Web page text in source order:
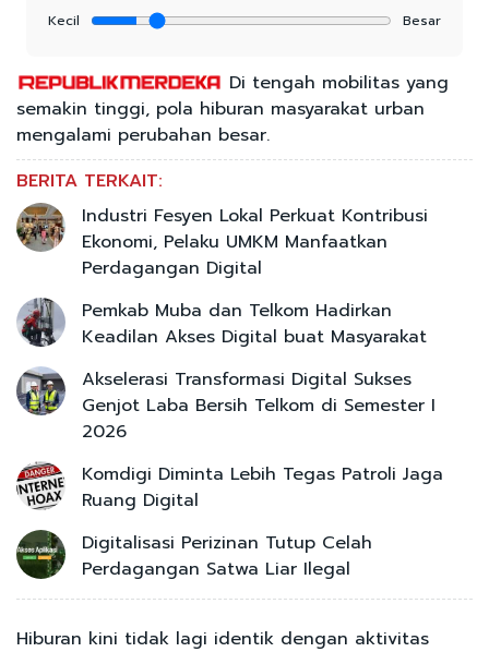
Kecil
Besar
Di tengah mobilitas yang
semakin tinggi, pola hiburan masyarakat urban
mengalami perubahan besar.
BERITA TERKAIT:
Industri Fesyen Lokal Perkuat Kontribusi
Ekonomi, Pelaku UMKM Manfaatkan
Perdagangan Digital
Pemkab Muba dan Telkom Hadirkan
Keadilan Akses Digital buat Masyarakat
Akselerasi Transformasi Digital Sukses
Genjot Laba Bersih Telkom di Semester I
2026
Komdigi Diminta Lebih Tegas Patroli Jaga
Ruang Digital
Digitalisasi Perizinan Tutup Celah
Perdagangan Satwa Liar Ilegal
Hiburan kini tidak lagi identik dengan aktivitas